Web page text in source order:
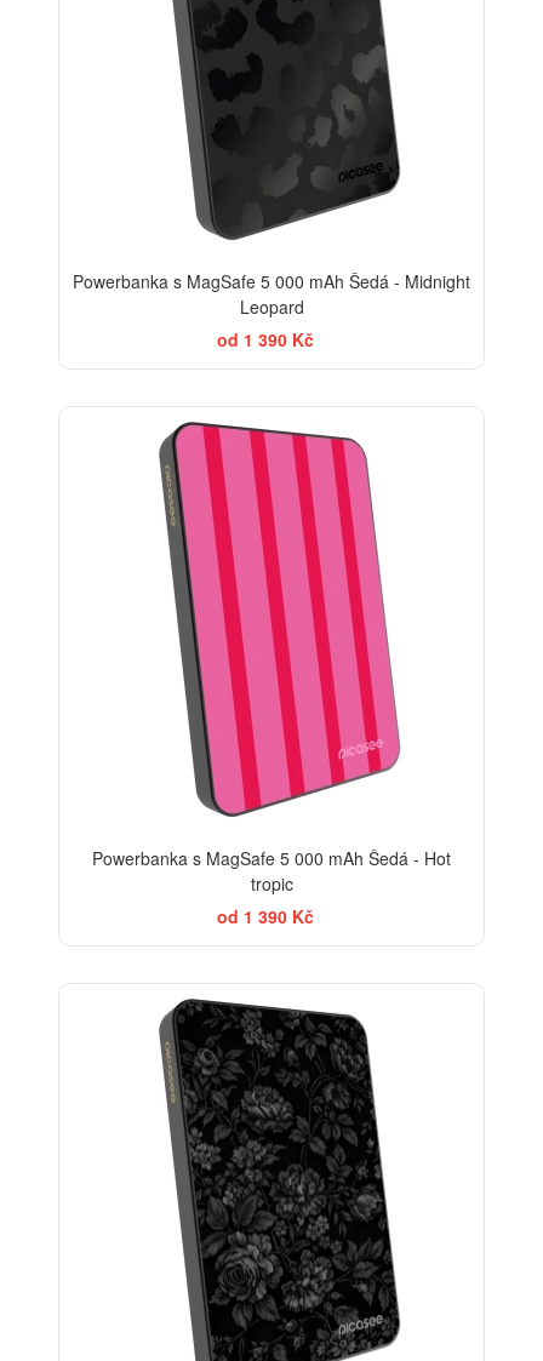
Powerbanka s MagSafe 5 000 mAh Šedá - Midnight
Leopard
od 1 390 Kč
Powerbanka s MagSafe 5 000 mAh Šedá - Hot
tropic
od 1 390 Kč